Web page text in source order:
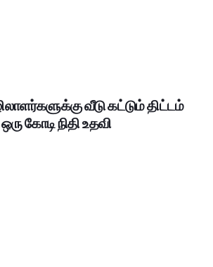
வீடு கட்டும் திட்டம்
கோடி நிதி உதவி